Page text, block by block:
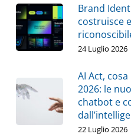
Brand
costruisce
24 Luglio 2026
AI Act,
2026: le
chatbot e
22 Luglio 2026